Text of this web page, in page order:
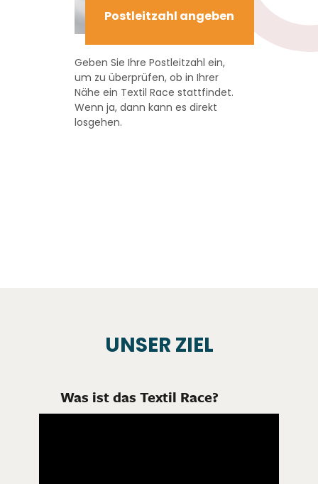
Postleitzahl angeben
Geben Sie Ihre Postleitzahl ein,
um zu überprüfen, ob in Ihrer
Nähe ein Textil Race stattfindet.
Wenn ja, dann kann es direkt
losgehen.
UNSER ZIEL
Was ist das Textil Race?